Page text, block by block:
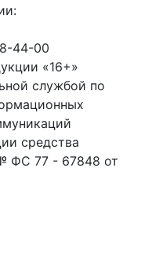
44-00
«16+»
службой по
средства
ФС 77 - 67848 от